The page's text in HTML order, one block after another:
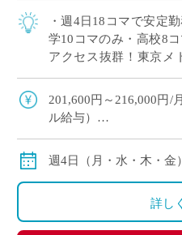
・週4日18コマで安定
学10コマのみ・高校8
アクセス抜群！東京メ
落ち着いた教育環境
201,600円～216,000円/
ル給与）
※12月や年明けも月額固
週4日（月・水・木・金
詳し